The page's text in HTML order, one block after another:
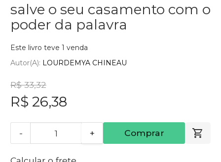
salve o seu casamento com o
poder da palavra
Este livro teve 1 venda
Autor(a): LOURDEMYA CHINEAU
R$ 33,32
R$ 26,38
- + Comprar